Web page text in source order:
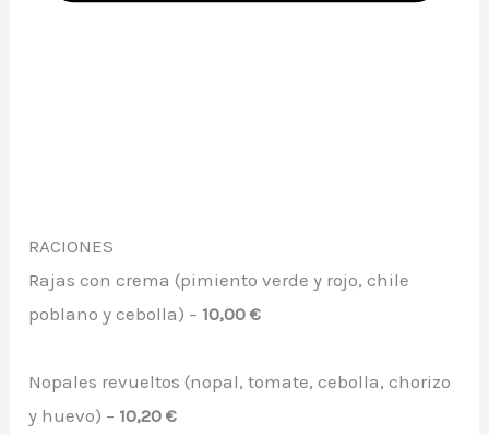
RACIONES
Rajas con crema (pimiento verde y rojo, chile
poblano y cebolla) – 10,00 €
Nopales revueltos (nopal, tomate, cebolla, chorizo
y huevo) – 10,20 €